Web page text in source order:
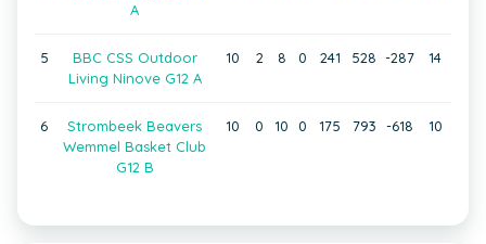
A
5
BBC CSS Outdoor
Living Ninove G12 A
10 2 8 0 241 528 -287 14
6
Strombeek Beavers
Wemmel Basket Club
G12 B
10 0 10 0 175 793 -618 10